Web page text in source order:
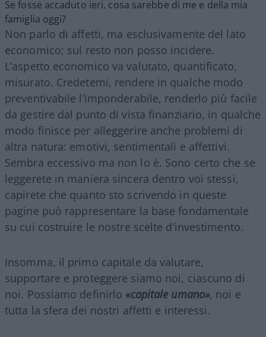
Se fosse accaduto ieri, cosa sarebbe di me e della mia
famiglia oggi?
Non parlo di affetti, ma esclusivamente del lato
economico; sul resto non posso incidere.
L’aspetto economico va valutato, quantificato,
misurato. Credetemi, rendere in qualche modo
preventivabile l’imponderabile, renderlo più facile
da gestire dal punto di vista finanziario, in qualche
modo finisce per alleggerire anche problemi di
altra natura: emotivi, sentimentali e affettivi.
Sembra eccessivo ma non lo è. Sono certo che se
leggerete in maniera sincera dentro voi stessi,
capirete che quanto sto scrivendo in queste
pagine può rappresentare la base fondamentale
su cui costruire le nostre scelte d’investimento.
Insomma, il primo capitale da valutare,
supportare e proteggere siamo noi, ciascuno di
noi. Possiamo definirlo «capitale umano», noi e
tutta la sfera dei nostri affetti e interessi.